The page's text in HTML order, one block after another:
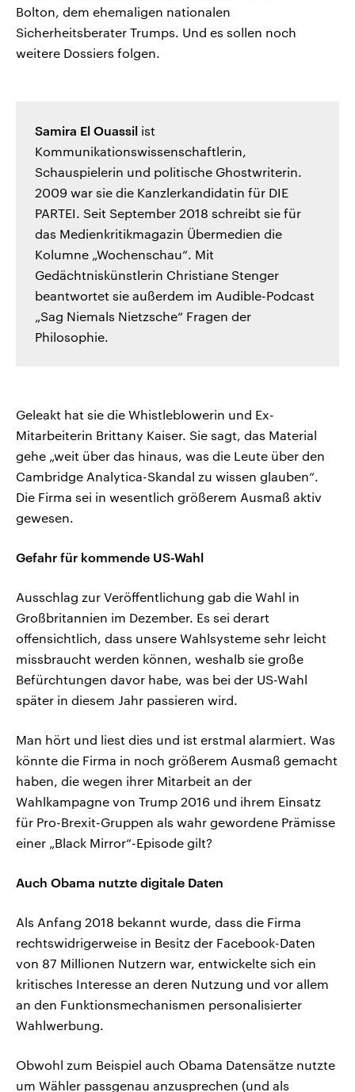
Bolton, dem ehemaligen nationalen
Sicherheitsberater Trumps. Und es sollen noch
weitere Dossiers folgen.
Samira El Ouassil ist
Kommunikationswissenschaftlerin,
Schauspielerin und politische Ghostwriterin.
2009 war sie die Kanzlerkandidatin für DIE
PARTEI. Seit September 2018 schreibt sie für
das Medienkritikmagazin Übermedien die
Kolumne „Wochenschau“. Mit
Gedächtniskünstlerin Christiane Stenger
beantwortet sie außerdem im Audible-Podcast
„Sag Niemals Nietzsche“ Fragen der
Philosophie.
Geleakt hat sie die Whistleblowerin und Ex-
Mitarbeiterin Brittany Kaiser. Sie sagt, das Material
gehe „weit über das hinaus, was die Leute über den
Cambridge Analytica-Skandal zu wissen glauben“.
Die Firma sei in wesentlich größerem Ausmaß aktiv
gewesen.
Gefahr für kommende US-Wahl
Ausschlag zur Veröffentlichung gab die Wahl in
Großbritannien im Dezember. Es sei derart
offensichtlich, dass unsere Wahlsysteme sehr leicht
missbraucht werden können, weshalb sie große
Befürchtungen davor habe, was bei der US-Wahl
später in diesem Jahr passieren wird.
Man hört und liest dies und ist erstmal alarmiert. Was
könnte die Firma in noch größerem Ausmaß gemacht
haben, die wegen ihrer Mitarbeit an der
Wahlkampagne von Trump 2016 und ihrem Einsatz
für Pro-Brexit-Gruppen als wahr gewordene Prämisse
einer „Black Mirror“-Episode gilt?
Auch Obama nutzte digitale Daten
Als Anfang 2018 bekannt wurde, dass die Firma
rechtswidrigerweise in Besitz der Facebook-Daten
von 87 Millionen Nutzern war, entwickelte sich ein
kritisches Interesse an deren Nutzung und vor allem
an den Funktionsmechanismen personalisierter
Wahlwerbung.
Obwohl zum Beispiel auch Obama Datensätze nutzte
um Wähler passgenau anzusprechen (und als